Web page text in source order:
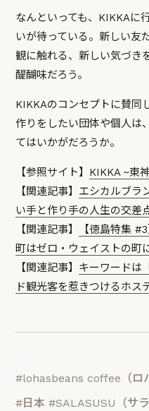
なんといっても、KIKKAに
いが待っている。新しい友
観に触れる、新しい気づき
醍醐味だろう。
KIKKAのコンセプトに賛同
作りをしたい団体や個人は
てはいかがだろうか。
【参照サイト】 KIKKA ~東
【関連記事】 エシカルブラ
い手と作り手の人生の交差
【関連記事】
【徳島特集
町はゼロ・ウェイストの町
【関連記事】 キーワードは
ド観光客を惹きつけるホス
#lohasbeans coffee（ロ
#日本 #SALASUSU（サラ